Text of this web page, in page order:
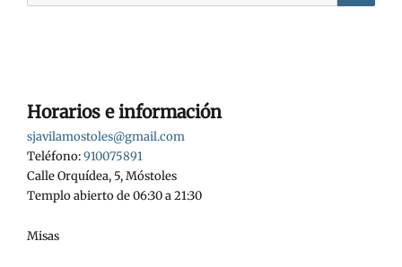
Horarios e información
sjavilamostoles@gmail.com
Teléfono:910075891
Calle Orquídea, 5, Móstoles
Templo abierto de 06:30 a 21:30
Misas